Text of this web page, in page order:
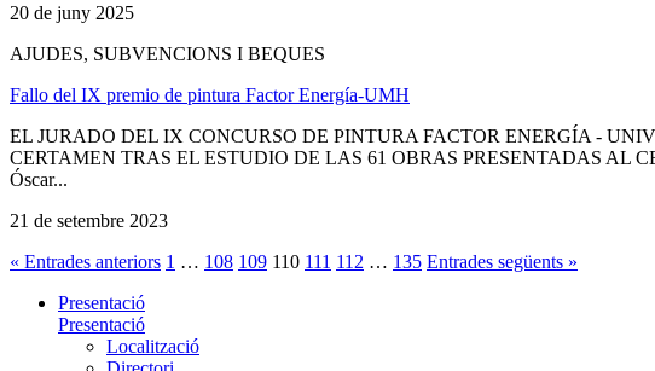
20 de juny 2025
AJUDES, SUBVENCIONS I BEQUES
Fallo del IX premio de pintura Factor Energía-UMH
EL JURADO DEL IX CONCURSO DE PINTURA FACTOR ENERGÍA -
CERTAMEN TRAS EL ESTUDIO DE LAS 61 OBRAS PRESENTADAS AL
Óscar...
21 de setembre 2023
« Entrades anteriors 1 … 108 109 110 111 112 … 135 Entrades següents »
Presentació
Presentació
Localització